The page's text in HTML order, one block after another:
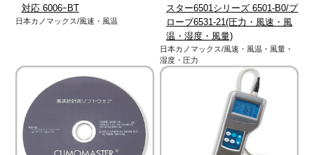
対応 6006ｰBT
日本カノマックス/風速・風温
スター6501シリーズ 6501-B0/プ
ローブ6531-21(圧力・風速・風
温・湿度・風量)
日本カノマックス/風速・風温・風量・
湿度・圧力